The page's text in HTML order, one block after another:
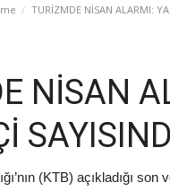
TURİZMDE NİSAN ALARMI:
NİSAN
(KTB) açıkladığı